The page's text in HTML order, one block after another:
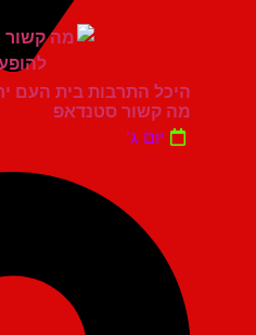
היכל התרבות בית העם ירושלים
מה קשור סטנדאפ
יום ג'